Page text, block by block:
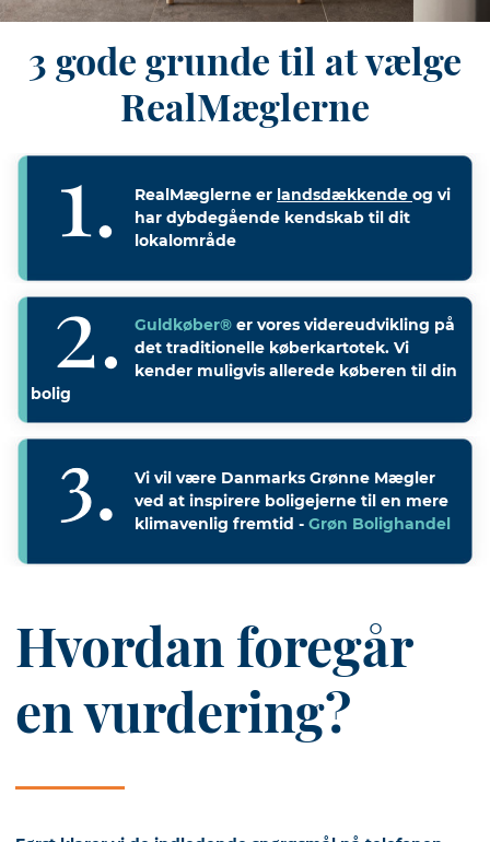
3 gode grunde til at vælge
RealMæglerne
RealMæglerne er landsdækkende og vi
har dybdegående kendskab til dit
lokalområde
Guldkøber® er vores videreudvikling på
det traditionelle køberkartotek. Vi
kender muligvis allerede køberen til din
bolig
Vi vil være Danmarks Grønne Mægler
ved at inspirere boligejerne til en mere
klimavenlig fremtid - Grøn Bolighandel
Hvordan foregår
en vurdering?